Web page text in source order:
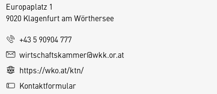
Europaplatz 1
9020 Klagenfurt am Wörthersee
+43 5 90904 777
wirtschaftskammer@wkk.or.at
https://wko.at/ktn/
Kontaktformular
D
e
s